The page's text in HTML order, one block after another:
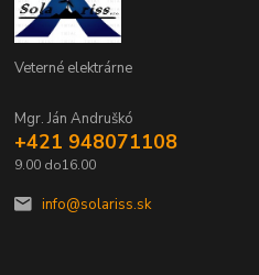
Veterné elektrárne
Mgr. Ján Andruškó
+421 948071108
9.00 do16.00
info@solariss.sk